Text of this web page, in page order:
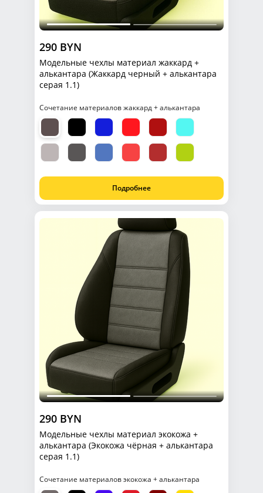
290 BYN
Модельные чехлы материал жаккард +
алькантара (Жаккард черный + алькантара
серая 1.1)
Сочетание материалов жаккард + алькантара
Подробнее
290 BYN
Модельные чехлы материал экокожа +
алькантара (Экокожа чёрная + алькантара
серая 1.1)
Сочетание материалов экокожа + алькантара